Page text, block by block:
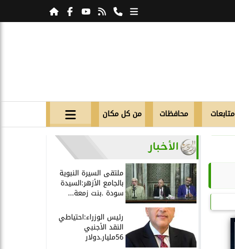
متابعات محافظات من كل مكان
الأخبار
ملتقى السيرة النبوية
بالجامع الأزهر:السيدة
سودة .بنت زمعة...
رئيس الوزراء:احتياطي
النقد الأجنبي
56مليار.دولار